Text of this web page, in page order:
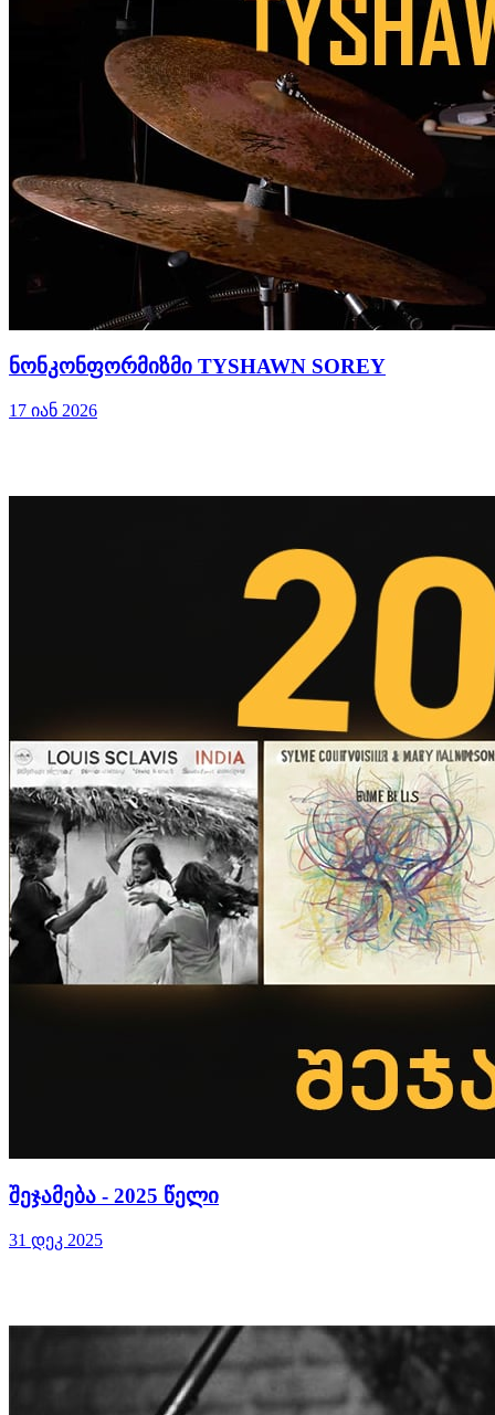
ნონკონფორმიზმი TYSHAWN SOREY
17 იან 2026
შეჯამება - 2025 წელი
31 დეკ 2025